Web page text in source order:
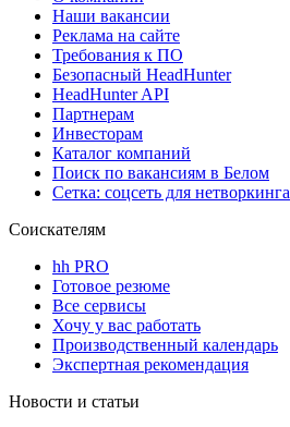
Наши вакансии
Реклама на сайте
Требования к ПО
Безопасный HeadHunter
HeadHunter API
Партнерам
Инвесторам
Каталог компаний
Поиск по вакансиям в Белом
Сетка: соцсеть для нетворкинга
Соискателям
hh PRO
Готовое резюме
Все сервисы
Хочу у вас работать
Производственный календарь
Экспертная рекомендация
Новости и статьи